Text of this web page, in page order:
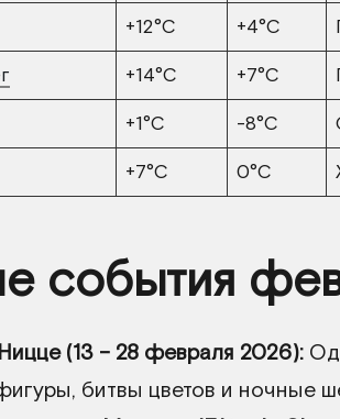
+12°C +4°C
+14°C +7°C
+1°C -8°C
+7°C 0°C
события
(13 – 28 февраля 2026):
битвы цветов и ночные